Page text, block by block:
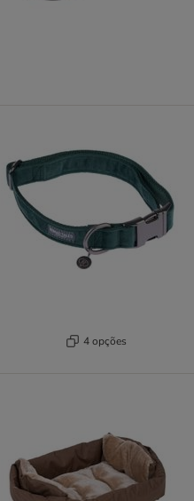
4 opções